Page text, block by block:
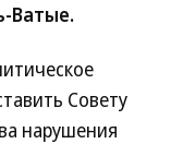
Ватые.
Совету
нарушения